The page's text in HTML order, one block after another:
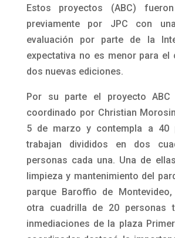
Estos proyectos (ABC)
previamente por JPC con
evaluación por parte de la
expectativa no es menor para el
dos nuevas ediciones.
Por su parte el proyecto ABC
coordinado por Christian
5 de marzo y contempla a 40
trabajan divididos en dos
personas cada una. Una de
limpieza y mantenimiento del
parque Baroffio de
otra cuadrilla de 20 personas
inmediaciones de la plaza